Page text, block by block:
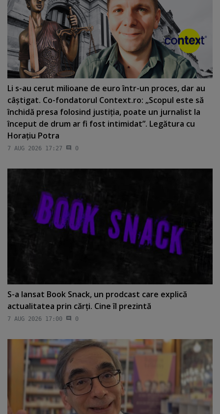
Li s-au cerut milioane de euro într-un proces, dar au
câştigat. Co-fondatorul Context.ro: „Scopul este să
închidă presa folosind justiţia, poate un jurnalist la
început de drum ar fi fost intimidat”. Legătura cu
Horaţiu Potra
7 AUG 2026 17:27 0
S-a lansat Book Snack, un prodcast care explică
actualitatea prin cărţi. Cine îl prezintă
7 AUG 2026 17:00 0